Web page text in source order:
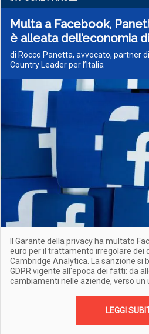
Multa a Facebook,
è alleata dell’economia
di Rocco Panetta, avvocato, partner
Country Leader per l’Italia
Il Garante della privacy ha multato
euro per il trattamento irregolare dei
Cambridge Analytica. La sanzione si
GDPR vigente all'epoca dei fatti: da
cambiamenti nelle aziende, verso un
LEGGI